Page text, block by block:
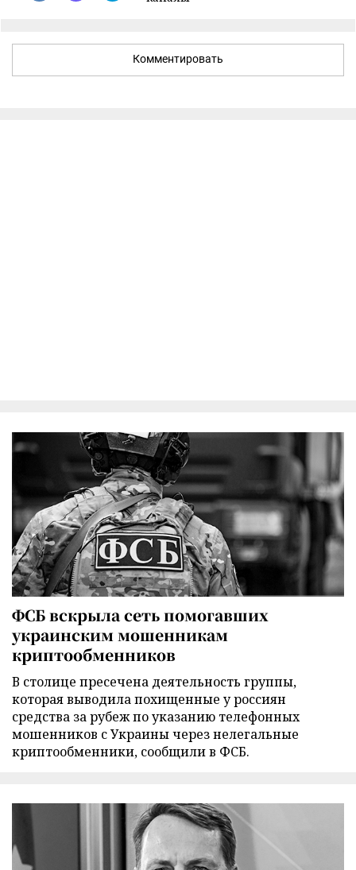
Комментировать
ФСБ вскрыла сеть помогавших
украинским мошенникам
криптообменников
В столице пресечена деятельность группы,
которая выводила похищенные у россиян
средства за рубеж по указанию телефонных
мошенников с Украины через нелегальные
криптообменники, сообщили в ФСБ.